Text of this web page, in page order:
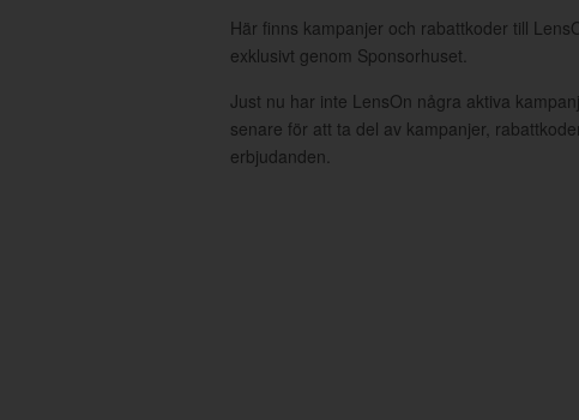
Här finns kampanjer och rabattkoder till
exklusivt genom Sponsorhuset.
Just nu har inte LensOn några aktiva
senare för att ta del av kampanjer,
erbjudanden.